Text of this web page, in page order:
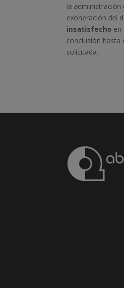
la
exoneración del
insatisfecho en
conclusión hasta
solicitada.
.